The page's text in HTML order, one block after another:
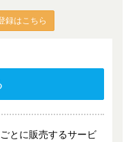
録はこちら
とに販売するサービ